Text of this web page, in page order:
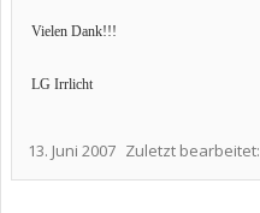
Vielen Dank!!!
LG Irrlicht
13. Juni 2007 Zuletzt bearbeitet: